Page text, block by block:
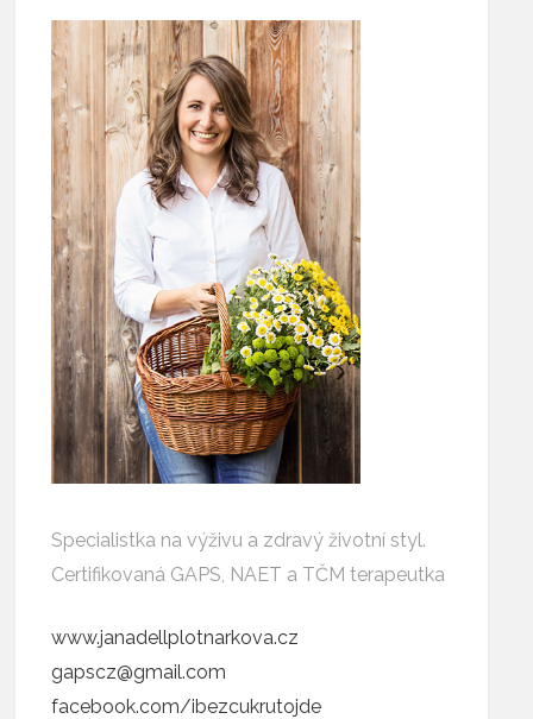
Specialistka na výživu a zdravý životní styl.
Certifikovaná GAPS, NAET a TČM terapeutka
www.janadellplotnarkova.cz
gapscz@gmail.com
facebook.com/ibezcukrutojde